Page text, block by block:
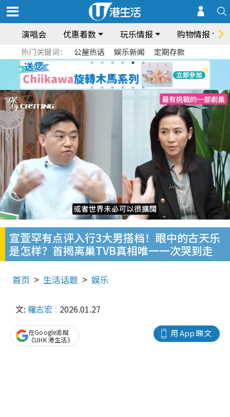
演唱会 优惠着数 玩乐情报 购物情报
热门关键词： 公屋热话 娱乐新闻 定期存款
宣萱罕有点评入行3大男搭档！眼中的古天乐
是怎样？首揭离巢TVB真相唯一一次哭到走
首页 生活话题 娱乐
文: 羅志宏 2026.01.27
用 App 睇文
在Google追蹤
《UHK 港生活》